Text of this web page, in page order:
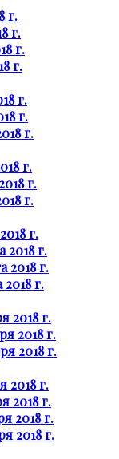
г.
г.
г.
г.
г.
г.
г.
г.
г.
г.
г.
2018 г.
2018 г.
2018 г.
2018 г.
2018 г.
2018 г.
2018 г.
2018 г.
2018 г.
2018 г.